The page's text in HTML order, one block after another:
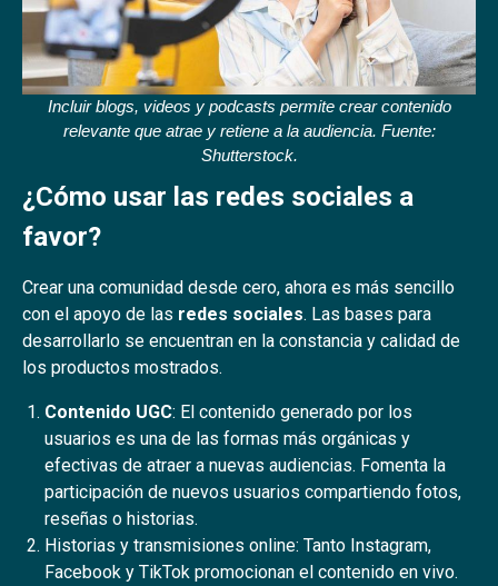
Incluir blogs, videos y podcasts permite crear contenido
relevante que atrae y retiene a la audiencia. Fuente:
Shutterstock.
¿Cómo usar las redes sociales a
favor?
Crear una comunidad desde cero, ahora es más sencillo
con el apoyo de las redes sociales. Las bases para
desarrollarlo se encuentran en la constancia y calidad de
los productos mostrados.
Contenido UGC: El contenido generado por los
usuarios es una de las formas más orgánicas y
efectivas de atraer a nuevas audiencias. Fomenta la
participación de nuevos usuarios compartiendo fotos,
reseñas o historias.
Historias y transmisiones online: Tanto Instagram,
Facebook y TikTok promocionan el contenido en vivo.